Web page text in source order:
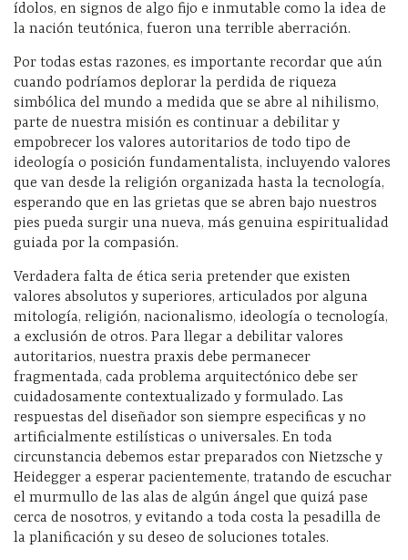
ídolos, en signos de algo fijo e inmutable como la idea de
la nación teutónica, fueron una terrible aberración.
Por todas estas razones, es importante recordar que aún
cuando podríamos deplorar la perdida de riqueza
simbólica del mundo a medida que se abre al nihilismo,
parte de nuestra misión es continuar a debilitar y
empobrecer los valores autoritarios de todo tipo de
ideología o posición fundamentalista, incluyendo valores
que van desde la religión organizada hasta la tecnología,
esperando que en las grietas que se abren bajo nuestros
pies pueda surgir una nueva, más genuina espiritualidad
guiada por la compasión.
Verdadera falta de ética seria pretender que existen
valores absolutos y superiores, articulados por alguna
mitología, religión, nacionalismo, ideología o tecnología,
a exclusión de otros. Para llegar a debilitar valores
autoritarios, nuestra praxis debe permanecer
fragmentada, cada problema arquitectónico debe ser
cuidadosamente contextualizado y formulado. Las
respuestas del diseñador son siempre especificas y no
artificialmente estilísticas o universales. En toda
circunstancia debemos estar preparados con Nietzsche y
Heidegger a esperar pacientemente, tratando de escuchar
el murmullo de las alas de algún ángel que quizá pase
cerca de nosotros, y evitando a toda costa la pesadilla de
la planificación y su deseo de soluciones totales.